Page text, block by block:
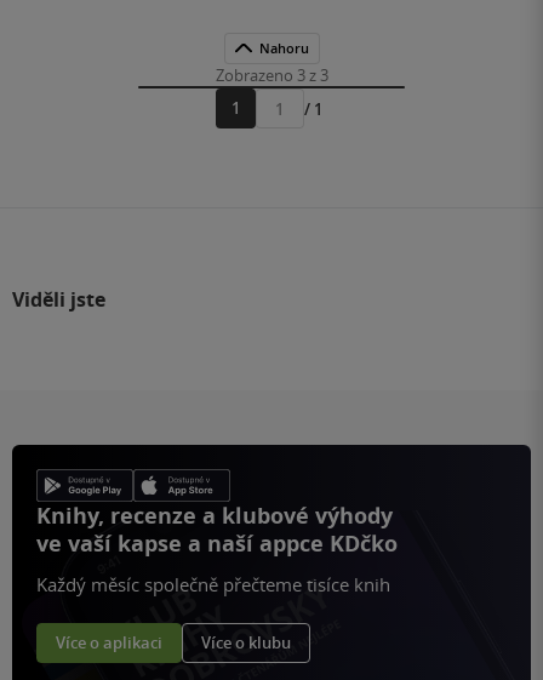
Nahoru
Zobrazeno 3 z 3
1
Přejít
/ 1
Viděli jste
Knihy, recenze a klubové výhody
ve vaší kapse a naší appce KDčko
Každý měsíc společně přečteme tisíce knih
Více o aplikaci Více o klubu